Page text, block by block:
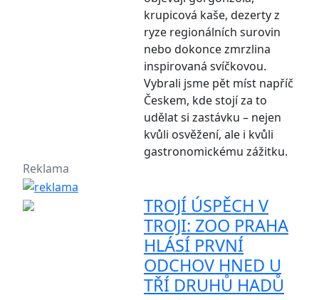
krupicová kaše, dezerty z
ryze regionálních surovin
nebo dokonce zmrzlina
inspirovaná svíčkovou.
Vybrali jsme pět míst napříč
Českem, kde stojí za to
udělat si zastávku – nejen
kvůli osvěžení, ale i kvůli
gastronomickému zážitku.
Reklama
TROJÍ ÚSPĚCH V
TROJI: ZOO PRAHA
HLÁSÍ PRVNÍ
ODCHOV HNED U
TŘÍ DRUHŮ HADŮ